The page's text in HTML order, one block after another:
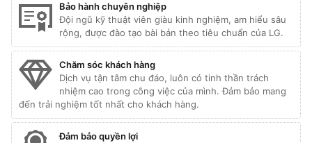
Bảo hành chuyên nghiệp
Đội ngũ kỹ thuật viên giàu kinh nghiệm, am hiểu sâu
rộng, được đào tạo bài bản theo tiêu chuẩn của LG.
Chăm sóc khách hàng
Dịch vụ tận tâm chu đáo, luôn có tinh thần trách
nhiệm cao trong công việc của mình. Đảm bảo mang
đến trải nghiệm tốt nhất cho khách hàng.
Đảm bảo quyền lợi